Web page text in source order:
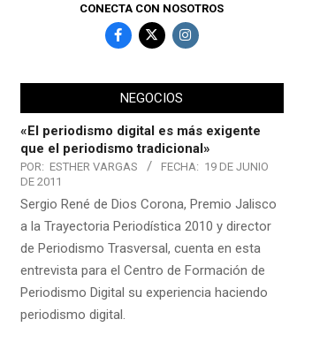
CONECTA CON NOSOTROS
NEGOCIOS
«El periodismo digital es más exigente
que el periodismo tradicional»
POR: ESTHER VARGAS FECHA: 19 DE JUNIO
DE 2011
Sergio René de Dios Corona, Premio Jalisco
a la Trayectoria Periodística 2010 y director
de Periodismo Trasversal, cuenta en esta
entrevista para el Centro de Formación de
Periodismo Digital su experiencia haciendo
periodismo digital.